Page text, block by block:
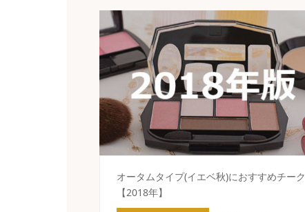
オータムタイプ(イエベ秋)におすすめチーク
【2018年】